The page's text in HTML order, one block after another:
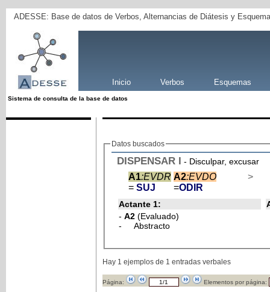
ADESSE: Base de datos de Verbos, Alternancias de Diátesis y
Inicio Verbos Esquemas
Sistema de consulta de la base de datos
Datos buscados
DISPENSAR I - Disculpar, excusar
A1:EVDR
= SUJ
A2:EVDO
=ODIR
>
Actante 1:
- A2 (Evaluado)
- Abstracto
Hay 1 ejemplos de 1 entradas verbales
Página: Elementos por página: